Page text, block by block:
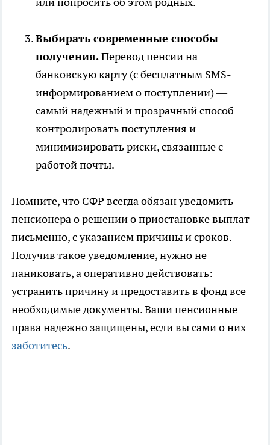
Выбирать современные способы
получения.Перевод пенсии на
банковскую карту (с бесплатным SMS-
информированием о поступлении) —
самый надежный и прозрачный способ
контролировать поступления и
минимизировать риски, связанные с
работой почты.
Помните, что СФР всегда обязан уведомить
пенсионера о решении о приостановке выплат
письменно, с указанием причины и сроков.
Получив такое уведомление, нужно не
паниковать, а оперативно действовать:
устранить причину и предоставить в фонд все
необходимые документы. Ваши пенсионные
права надежно защищены, если вы сами о них
заботитесь.